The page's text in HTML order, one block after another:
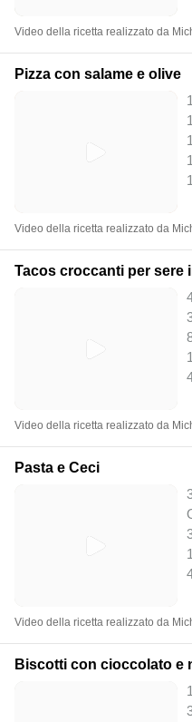
Video della ricetta realizzato da
Pizza con salame e olive
Video della ricetta realizzato da
Tacos croccanti per sere
Video della ricetta realizzato da
Pasta e Ceci
Video della ricetta realizzato da
Biscotti con cioccolato e